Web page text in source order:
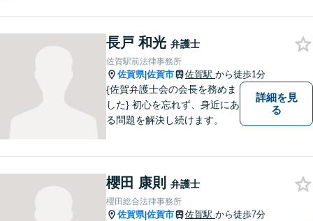
う、最善を尽くさせていただ
きます。【土日夜間対応】
長戸 和光 弁護士
佐賀駅前法律事務所
佐賀県|佐賀市 佐賀駅 から徒歩1分
{佐賀弁護士会の会長を務めま
した} 初心を忘れず、身近にあ
る問題を解決し続けます。
詳細を見
る
櫻田 康則 弁護士
櫻田総合法律事務所
佐賀県|佐賀市 佐賀駅 から徒歩7分